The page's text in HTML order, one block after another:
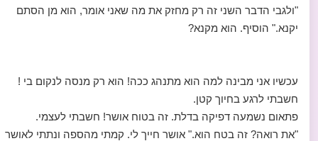
"ולגבי הדבר השני זה רק מחזק את מה שאני אומר, הוא מן הסתם
יקנא." הוסיף. הוא מקנא?
עכשיו אני מבינה למה הוא מתנהג ככה! הוא רק מנסה לנקום בי !
חשבתי לרגע בחיוך קטן.
פתאום נשמעה דפיקה בדלת. זה בטוח אושר! חשבתי לעצמי.
"את רואה? זה בטח הוא." אושר חייך לי. קמתי מהספה ונתתי לאושר